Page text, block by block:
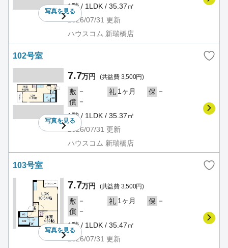
写真を見る
1階 / 1LDK / 35.37㎡
2026/07/31 更新
ハウスコム 新瑞橋店
102号室
写真を見る
7.7万円 (共益費 3,500円)
敷 － 礼 1ヶ月 保 －
償 －
1階 / 1LDK / 35.37㎡
2026/07/31 更新
ハウスコム 新瑞橋店
103号室
写真を見る
7.7万円 (共益費 3,500円)
敷 － 礼 1ヶ月 保 －
償 －
1階 / 1LDK / 35.47㎡
2026/07/31 更新